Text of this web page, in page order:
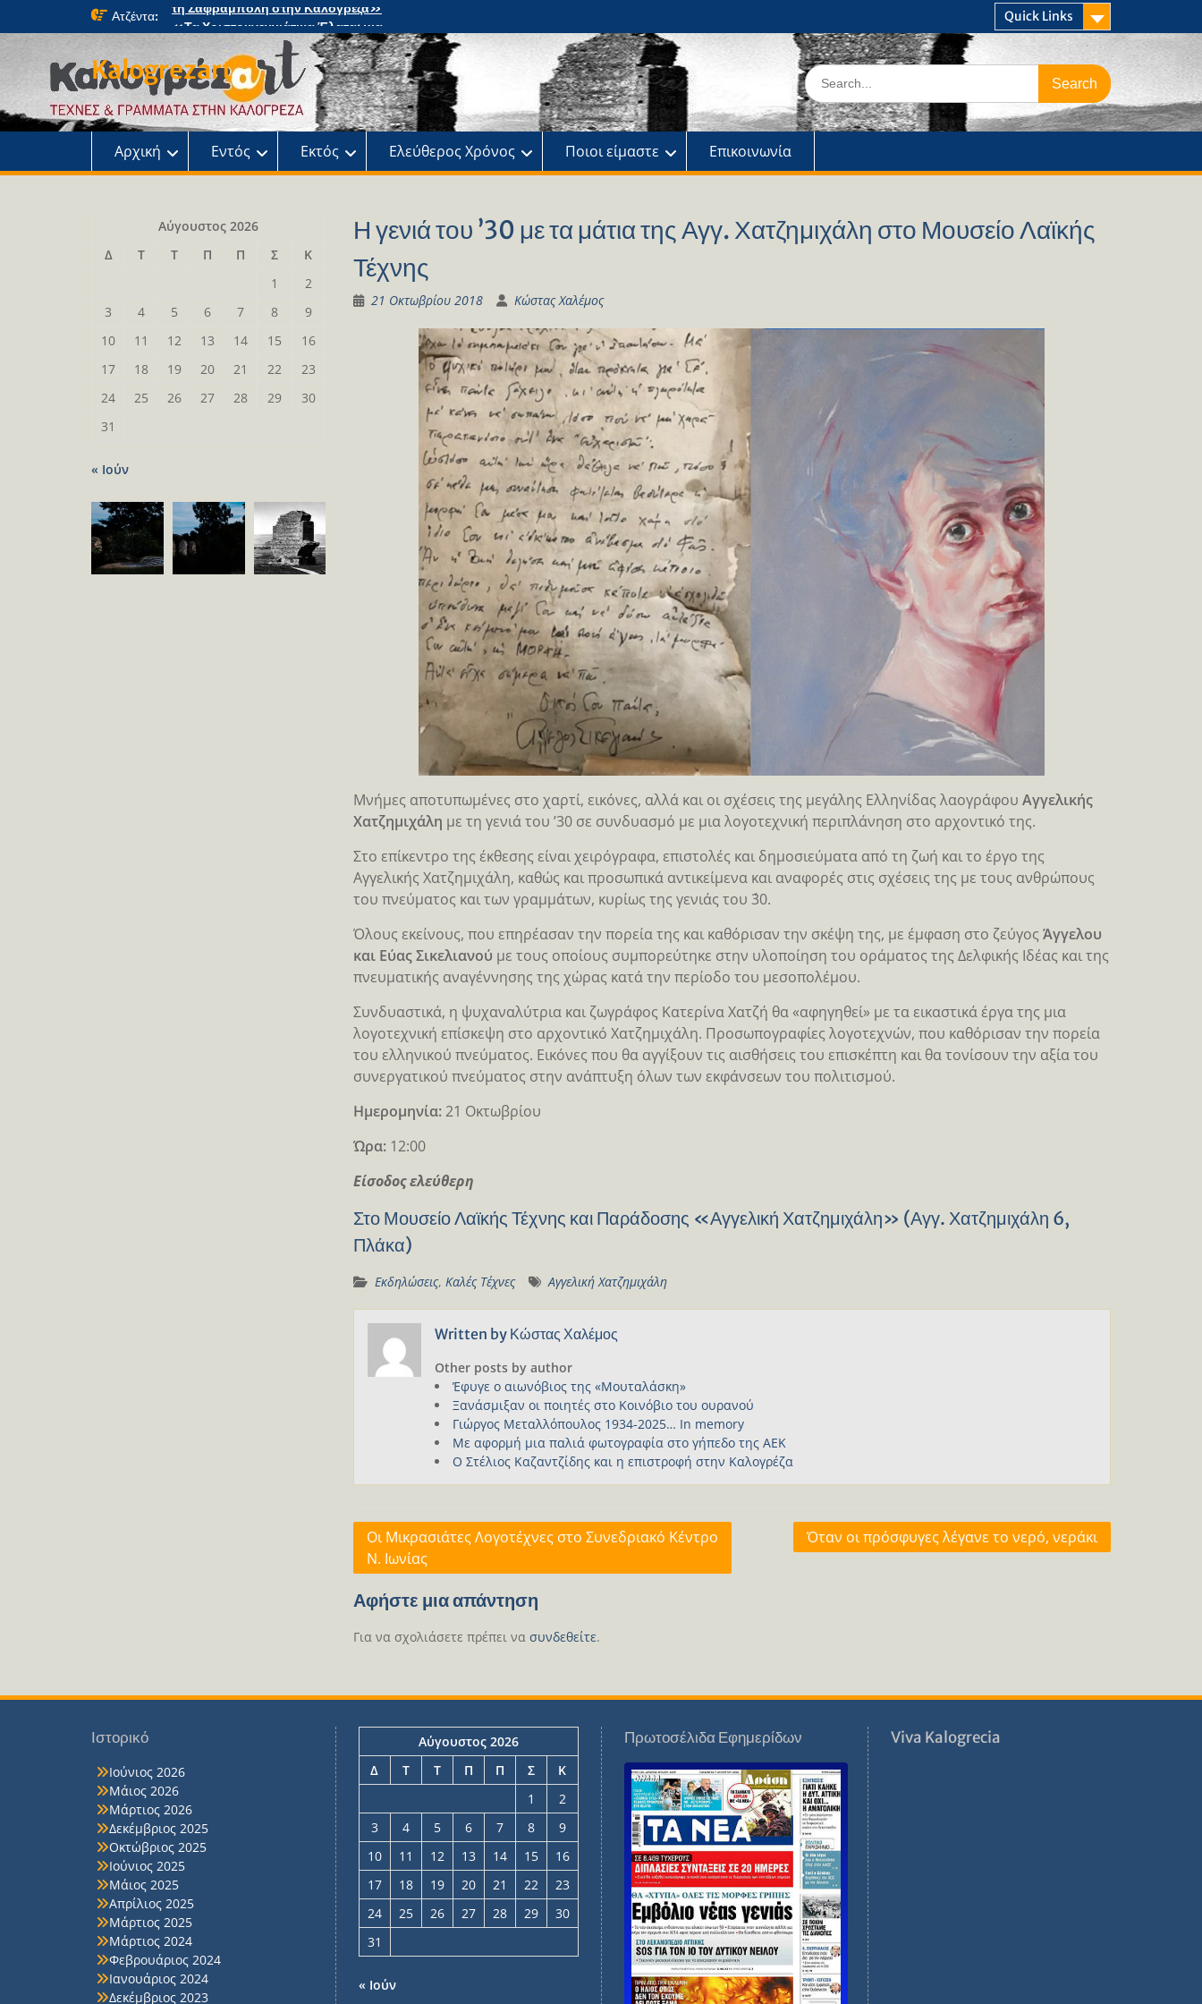
Ατζέντα:
«Τα Χριστουγεννιάτικα Έλατα: μια
μαγική περιπέτεια» στο κτήμα Φιξ
Η Χριστουγεννιάτικη συναυλία του
Ωδείου
Παρουσίαση του βιβλίου: Τα παιδιά της
αλάνας
Παρουσίαση του βιβλίου «Τοντόρ, από
τη Σαφράμπολη στην Καλογρέζα»
Quick Links
Kalogrezart
Search
for:
Αρχική Εντός Εκτός Ελεύθερος Χρόνος Ποιοι είμαστε Επικοινωνία
Η γενιά του ’30 με τα μάτια της Αγγ. Χατζημιχάλη στο Μουσείο Λαϊκής
Τέχνης
21 Οκτωβρίου 2018 Κώστας Χαλέμος
Μνήμες αποτυπωμένες στο χαρτί, εικόνες, αλλά και οι σχέσεις της μεγάλης Ελληνίδας λαογράφου Αγγελικής
Χατζημιχάλη με τη γενιά του ’30 σε συνδυασμό με μια λογοτεχνική περιπλάνηση στο αρχοντικό της.
Στο επίκεντρο της έκθεσης είναι χειρόγραφα, επιστολές και δημοσιεύματα από τη ζωή και το έργο της
Αγγελικής Χατζημιχάλη, καθώς και προσωπικά αντικείμενα και αναφορές στις σχέσεις της με τους ανθρώπους
του πνεύματος και των γραμμάτων, κυρίως της γενιάς του ΄30.
Όλους εκείνους, που επηρέασαν την πορεία της και καθόρισαν την σκέψη της, με έμφαση στο ζεύγος Άγγελου
και Εύας Σικελιανού με τους οποίους συμπορεύτηκε στην υλοποίηση του οράματος της Δελφικής Ιδέας και της
πνευματικής αναγέννησης της χώρας κατά την περίοδο του μεσοπολέμου.
Συνδυαστικά, η ψυχαναλύτρια και ζωγράφος Κατερίνα Χατζή θα «αφηγηθεί» με τα εικαστικά έργα της μια
λογοτεχνική επίσκεψη στο αρχοντικό Χατζημιχάλη. Προσωπογραφίες λογοτεχνών, που καθόρισαν την πορεία
του ελληνικού πνεύματος. Εικόνες που θα αγγίξουν τις αισθήσεις του επισκέπτη και θα τονίσουν την αξία του
συνεργατικού πνεύματος στην ανάπτυξη όλων των εκφάνσεων του πολιτισμού.
Ημερομηνία:21 Οκτωβρίου
Ώρα:12:00
Είσοδος ελεύθερη
Στο Μουσείο Λαϊκής Τέχνης και Παράδοσης «Αγγελική Χατζημιχάλη» (Αγγ. Χατζημιχάλη 6,
Πλάκα)
Εκδηλώσεις, Καλές Τέχνες Αγγελική Χατζημιχάλη
Written by Κώστας Χαλέμος
Other posts by author
Έφυγε ο αιωνόβιος της «Μουταλάσκη»
Ξανάσμιξαν οι ποιητές στο Κοινόβιο του ουρανού
Γιώργος Μεταλλόπουλος 1934-2025… In memory
Με αφορμή μια παλιά φωτογραφία στο γήπεδο της ΑΕΚ
Ο Στέλιος Καζαντζίδης και η επιστροφή στην Καλογρέζα
Πλοήγηση
άρθρων
Οι Μικρασιάτες Λογοτέχνες στο Συνεδριακό Κέντρο
Ν. Ιωνίας
Όταν οι πρόσφυγες λέγανε το νερό, νεράκι
Αφήστε μια απάντηση
Για να σχολιάσετε πρέπει να συνδεθείτε.
Αύγουστος 2026
Δ
Τ Τ Π Π Σ
Κ
1
2
3
4 5 6 7 8
9
10
11 12 13 14 15
16
17
18 19 20 21 22
23
24
25 26 27 28 29
30
31
« Ιούν
Ιστορικό
Ιούνιος 2026
Μάιος 2026
Μάρτιος 2026
Δεκέμβριος 2025
Οκτώβριος 2025
Ιούνιος 2025
Μάιος 2025
Απρίλιος 2025
Μάρτιος 2025
Μάρτιος 2024
Φεβρουάριος 2024
Ιανουάριος 2024
Δεκέμβριος 2023
Αύγουστος 2026
Δ
Τ Τ Π Π Σ
Κ
1
2
3
4 5 6 7 8
9
10
11 12 13 14 15
16
17
18 19 20 21 22
23
24
25 26 27 28 29
30
31
« Ιούν
Πρωτοσέλιδα Εφημερίδων Viva Kalogrecia